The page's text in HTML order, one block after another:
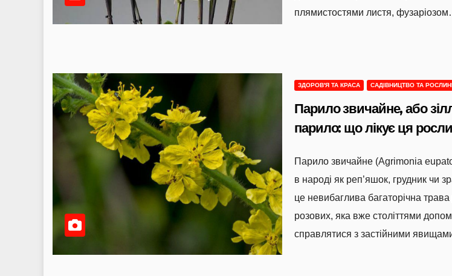
плямистостями листя,
ЗДОРОВ'Я ТА КРАСА САДІВНИЦТВО ТА
Парило звичайне, або
парило: що лікує ця
Парило звичайне (Agrimonia
в народі як реп’яшок, грудник чи
це невибаглива багаторічна
розових, яка вже століттями
справлятися з застійними